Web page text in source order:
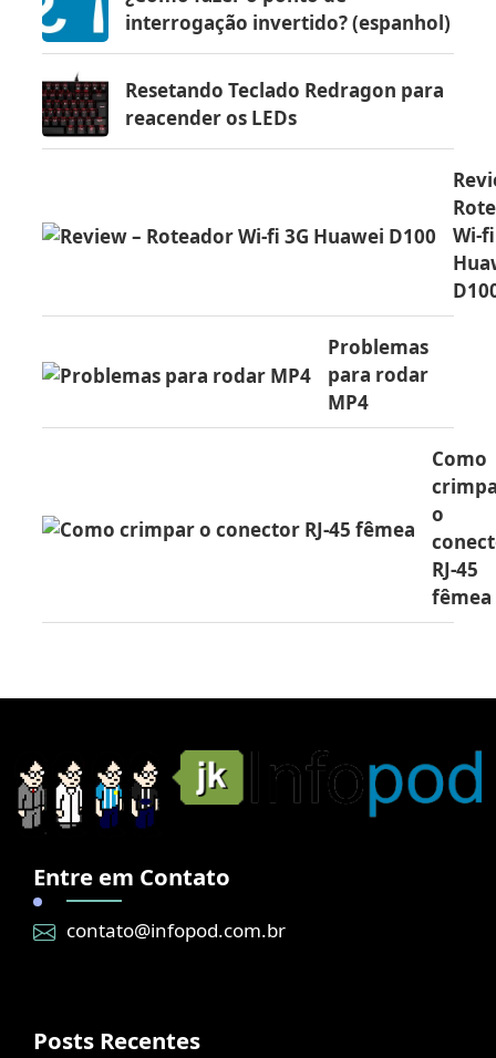
interrogação invertido? (espanhol)
Resetando Teclado Redragon para
reacender os LEDs
Wi-
Problemas
para rodar
MP4
Como
o
RJ-45
fêmea
Entre em Contato
contato@infopod.com.br
Posts Recentes